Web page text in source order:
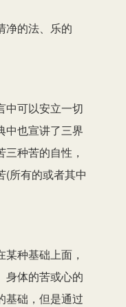
净的法、乐的
中可以安立一切
中也宣讲了三界
种苦的自性，
(所有的或者其中
种基础上面，
身体的苦或心的
基础，但是通过